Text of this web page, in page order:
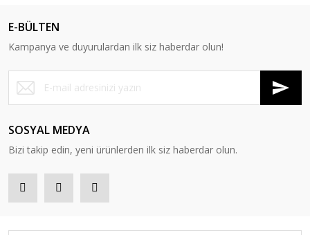
E-BÜLTEN
Kampanya ve duyurulardan ilk siz haberdar olun!
SOSYAL MEDYA
Bizi takip edin, yeni ürünlerden ilk siz haberdar olun.